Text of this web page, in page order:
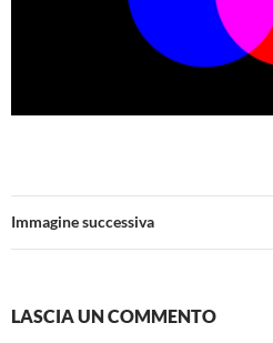
Immagine successiva
LASCIA UN COMMENTO